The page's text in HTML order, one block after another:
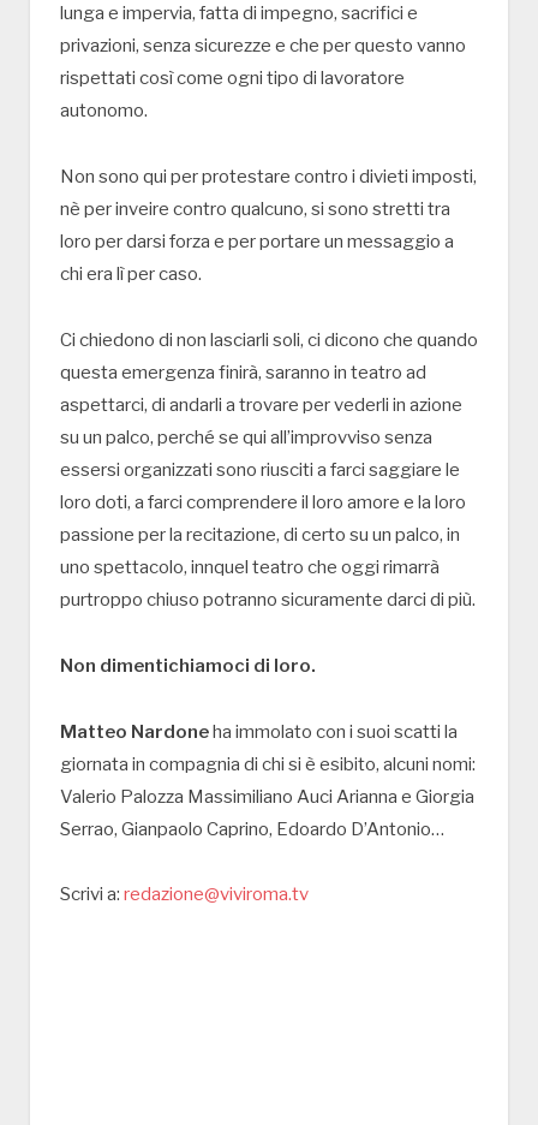
lunga e impervia, fatta di impegno, sacrifici e
privazioni, senza sicurezze e che per questo vanno
rispettati così come ogni tipo di lavoratore
autonomo.
Non sono qui per protestare contro i divieti imposti,
nè per inveire contro qualcuno, si sono stretti tra
loro per darsi forza e per portare un messaggio a
chi era lì per caso.
Ci chiedono di non lasciarli soli, ci dicono che quando
questa emergenza finirà, saranno in teatro ad
aspettarci, di andarli a trovare per vederli in azione
su un palco, perché se qui all’improvviso senza
essersi organizzati sono riusciti a farci saggiare le
loro doti, a farci comprendere il loro amore e la loro
passione per la recitazione, di certo su un palco, in
uno spettacolo, innquel teatro che oggi rimarrà
purtroppo chiuso potranno sicuramente darci di più.
Non dimentichiamoci di loro.
Matteo Nardoneha immolato con i suoi scatti la
giornata in compagnia di chi si è esibito, alcuni nomi:
Valerio Palozza Massimiliano Auci Arianna e Giorgia
Serrao, Gianpaolo Caprino, Edoardo D’Antonio…
Scrivi a: redazione@viviroma.tv